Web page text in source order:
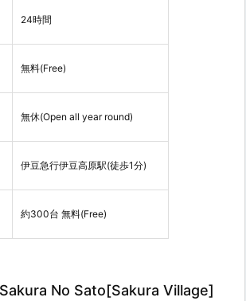
24時間
無料(Free)
無休(Open all year round)
伊豆急行伊豆高原駅(徒歩1分)
約300台 無料(Free)
No Sato[Sakura Village]